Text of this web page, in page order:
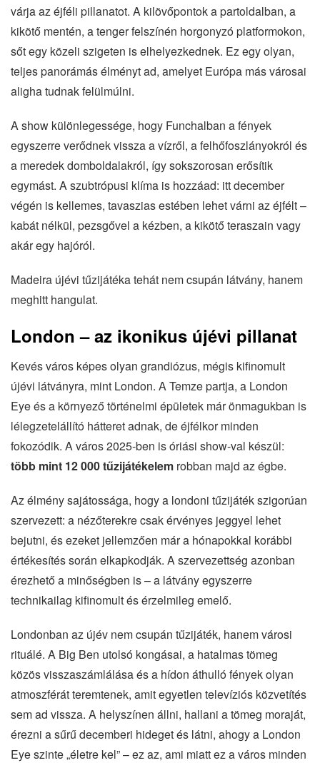
várja az éjféli pillanatot. A kilövőpontok a partoldalban, a
kikötő mentén, a tenger felszínén horgonyzó platformokon,
sőt egy közeli szigeten is elhelyezkednek. Ez egy olyan,
teljes panorámás élményt ad, amelyet Európa más városai
aligha tudnak felülmúlni.
A show különlegessége, hogy Funchalban a fények
egyszerre verődnek vissza a vízről, a felhőfoszlányokról és
a meredek domboldalakról, így sokszorosan erősítik
egymást. A szubtrópusi klíma is hozzáad: itt december
végén is kellemes, tavaszias estében lehet várni az éjfélt –
kabát nélkül, pezsgővel a kézben, a kikötő teraszain vagy
akár egy hajóról.
Madeira újévi tűzijátéka tehát nem csupán látvány, hanem
meghitt hangulat.
London – az ikonikus újévi pillanat
Kevés város képes olyan grandiózus, mégis kifinomult
újévi látványra, mint London. A Temze partja, a London
Eye és a környező történelmi épületek már önmagukban is
lélegzetelállító hátteret adnak, de éjfélkor minden
fokozódik. A város 2025-ben is óriási show-val készül:
több mint 12 000 tűzijátékelem robban majd az égbe.
Az élmény sajátossága, hogy a londoni tűzijáték szigorúan
szervezett: a nézőterekre csak érvényes jeggyel lehet
bejutni, és ezeket jellemzően már a hónapokkal korábbi
értékesítés során elkapkodják. A szervezettség azonban
érezhető a minőségben is – a látvány egyszerre
technikailag kifinomult és érzelmileg emelő.
Londonban az újév nem csupán tűzijáték, hanem városi
rituálé. A Big Ben utolsó kongásai, a hatalmas tömeg
közös visszaszámlálása és a hídon áthulló fények olyan
atmoszférát teremtenek, amit egyetlen televíziós közvetítés
sem ad vissza. A helyszínen állni, hallani a tömeg moraját,
érezni a sűrű decemberi hideget és látni, ahogy a London
Eye szinte „életre kel” – ez az, ami miatt ez a város minden